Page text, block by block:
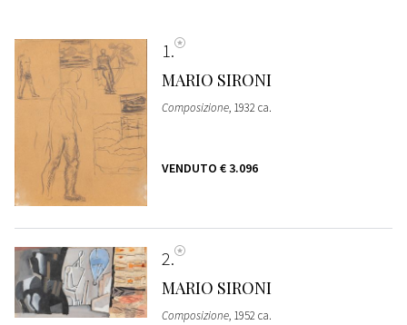
1
MARIO SIRONI
Composizione, 1932 ca.
VENDUTO € 3.096
2
MARIO SIRONI
Composizione, 1952 ca.